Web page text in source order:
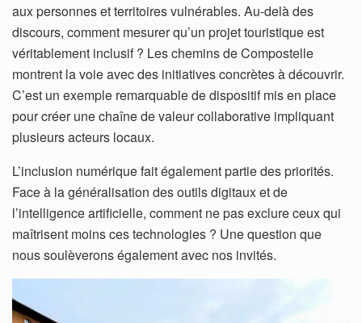
aux personnes et territoires vulnérables. Au-delà des
discours, comment mesurer qu’un projet touristique est
véritablement inclusif ? Les chemins de Compostelle
montrent la voie avec des initiatives concrètes à découvrir.
C’est un exemple remarquable de dispositif mis en place
pour créer une chaîne de valeur collaborative impliquant
plusieurs acteurs locaux.
L’inclusion numérique fait également partie des priorités.
Face à la généralisation des outils digitaux et de
l’intelligence artificielle, comment ne pas exclure ceux qui
maîtrisent moins ces technologies ? Une question que
nous soulèverons également avec nos invités.